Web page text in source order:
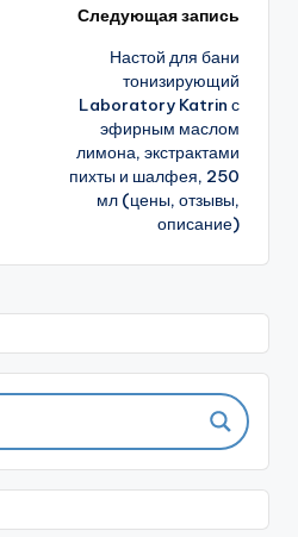
Следующая запись
Настой для бани
тонизирующий
Laboratory Katrin с
эфирным маслом
лимона, экстрактами
пихты и шалфея, 250
мл (цены, отзывы,
описание)